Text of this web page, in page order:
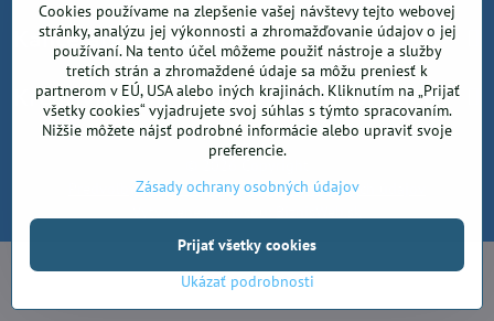
Kancelárske potreby
Kreatívne potreby a sortiment pre deti
2026
Predvoľby súkromiaZásady ochrany osobných údajov
Cookies používame na zlepšenie vašej návštevy tejto webovej
stránky, analýzu jej výkonnosti a zhromažďovanie údajov o jej
používaní. Na tento účel môžeme použiť nástroje a služby
tretích strán a zhromaždené údaje sa môžu preniesť k
partnerom v EÚ, USA alebo iných krajinách. Kliknutím na „Prijať
všetky cookies“ vyjadrujete svoj súhlas s týmto spracovaním.
Nižšie môžete nájsť podrobné informácie alebo upraviť svoje
preferencie.
Zásady ochrany osobných údajov
Ukázať podrobnosti
Prijať všetky cookies